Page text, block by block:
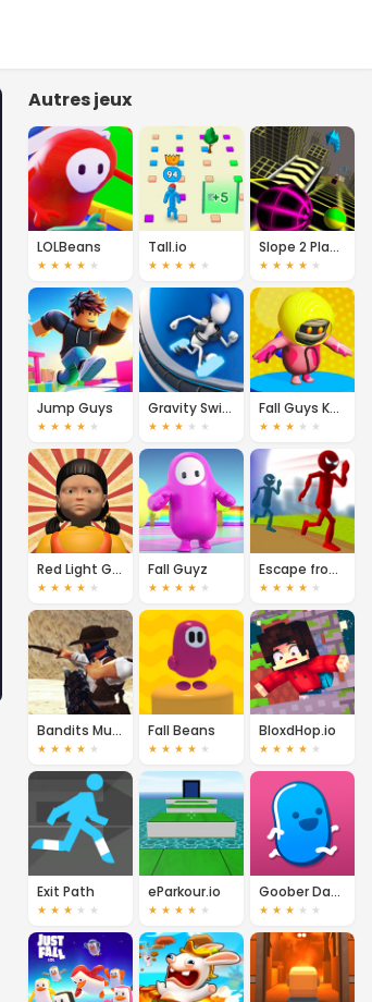
Autres jeux
LOLBeans
★ ★ ★ ★ ★
Tall.io
★ ★ ★ ★ ★
Slope 2 Player
★ ★ ★ ★ ★
Jump Guys
★ ★ ★ ★ ★
Gravity Switch Multiplayer
★ ★ ★ ★ ★
Fall Guys Knockout
★ ★ ★ ★ ★
Red Light Green Light
★ ★ ★ ★ ★
Fall Guyz
★ ★ ★ ★ ★
Escape from Lab: Multiplayer
★ ★ ★ ★ ★
Bandits Multiplayer
★ ★ ★ ★ ★
Fall Beans
★ ★ ★ ★ ★
BloxdHop.io
★ ★ ★ ★ ★
Exit Path
★ ★ ★ ★ ★
eParkour.io
★ ★ ★ ★ ★
Goober Dash
★ ★ ★ ★ ★